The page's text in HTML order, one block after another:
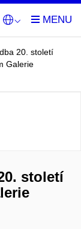
20. století
Galerie
století